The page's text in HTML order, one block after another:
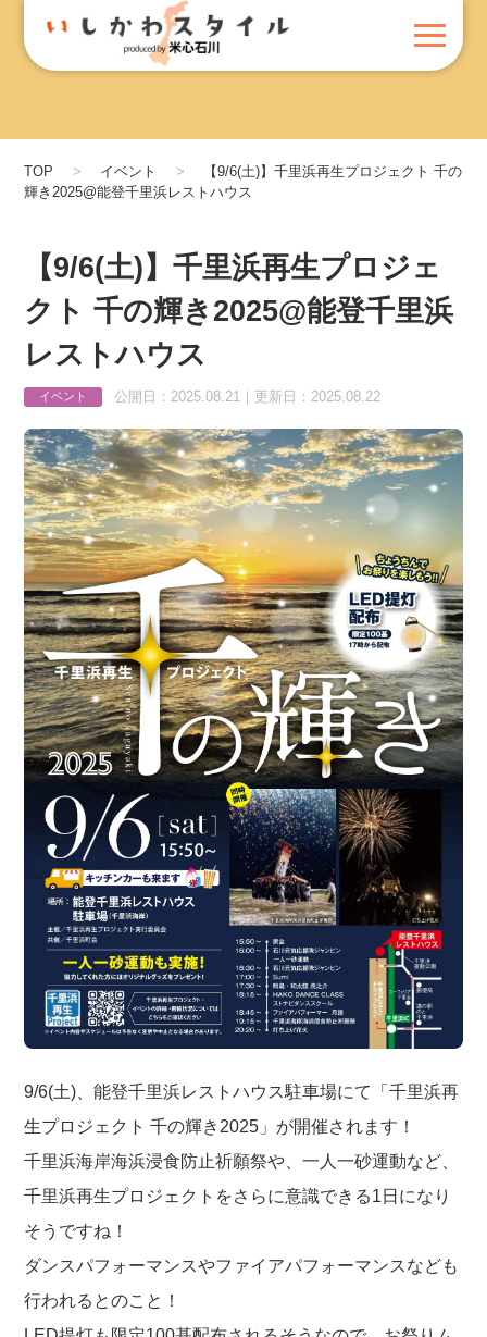
TOP イベント
【9/6(土)】千里浜再生プロジェクト 千の
輝き2025@能登千里浜レストハウス
【9/6(土)】千里浜再生プロジェ
クト 千の輝き2025@能登千里浜
レストハウス
イベント 公開日：2025.08.21｜更新日：2025.08.22
9/6(土)、能登千里浜レストハウス駐車場にて「千里浜再
生プロジェクト 千の輝き2025」が開催されます！
千里浜海岸海浜浸食防止祈願祭や、一人一砂運動など、
千里浜再生プロジェクトをさらに意識できる1日になり
そうですね！
ダンスパフォーマンスやファイアパフォーマンスなども
行われるとのこと！